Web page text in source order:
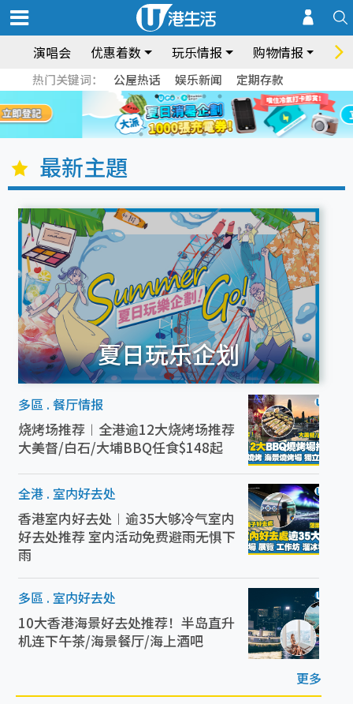
演唱会 优惠着数 玩乐情报 购物情报 饮
热门关键词： 公屋热话 娱乐新闻 定期存款
最新主題
夏日玩乐企划
多區 . 餐厅情报
烧烤场推荐︱全港逾12大烧烤场推荐
大美督/白石/大埔BBQ任食$148起
全港 . 室内好去处
香港室内好去处︱逾35大够冷气室内
好去处推荐 室内活动免费避雨无惧下
雨
多區 . 室内好去处
10大香港海景好去处推荐！半岛直升
机连下午茶/海景餐厅/海上酒吧
更多